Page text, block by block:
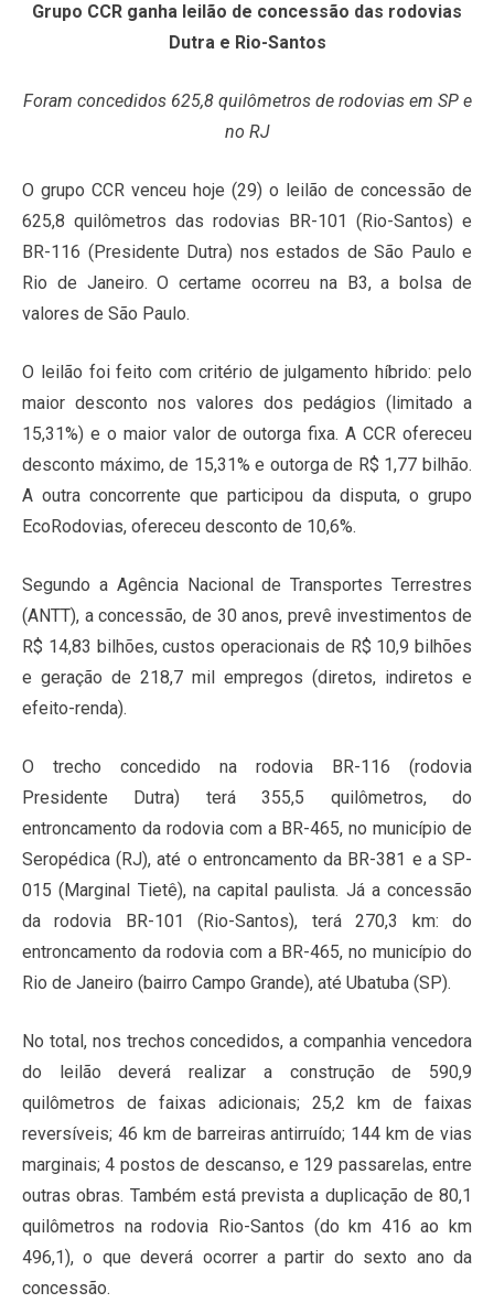
Grupo CCR ganha leilão de concessão das rodovias
Dutra e Rio-Santos
Foram concedidos 625,8 quilômetros de rodovias em SP e
no RJ
O grupo CCR venceu hoje (29) o leilão de concessão de
625,8 quilômetros das rodovias BR-101 (Rio-Santos) e
BR-116 (Presidente Dutra) nos estados de São Paulo e
Rio de Janeiro. O certame ocorreu na B3, a bolsa de
valores de São Paulo.
O leilão foi feito com critério de julgamento híbrido: pelo
maior desconto nos valores dos pedágios (limitado a
15,31%) e o maior valor de outorga fixa. A CCR ofereceu
desconto máximo, de 15,31% e outorga de R$ 1,77 bilhão.
A outra concorrente que participou da disputa, o grupo
EcoRodovias, ofereceu desconto de 10,6%.
Segundo a Agência Nacional de Transportes Terrestres
(ANTT), a concessão, de 30 anos, prevê investimentos de
R$ 14,83 bilhões, custos operacionais de R$ 10,9 bilhões
e geração de 218,7 mil empregos (diretos, indiretos e
efeito-renda).
O trecho concedido na rodovia BR-116 (rodovia
Presidente Dutra) terá 355,5 quilômetros, do
entroncamento da rodovia com a BR-465, no município de
Seropédica (RJ), até o entroncamento da BR-381 e a SP-
015 (Marginal Tietê), na capital paulista. Já a concessão
da rodovia BR-101 (Rio-Santos), terá 270,3 km: do
entroncamento da rodovia com a BR-465, no município do
Rio de Janeiro (bairro Campo Grande), até Ubatuba (SP).
No total, nos trechos concedidos, a companhia vencedora
do leilão deverá realizar a construção de 590,9
quilômetros de faixas adicionais; 25,2 km de faixas
reversíveis; 46 km de barreiras antirruído; 144 km de vias
marginais; 4 postos de descanso, e 129 passarelas, entre
outras obras. Também está prevista a duplicação de 80,1
quilômetros na rodovia Rio-Santos (do km 416 ao km
496,1), o que deverá ocorrer a partir do sexto ano da
concessão.